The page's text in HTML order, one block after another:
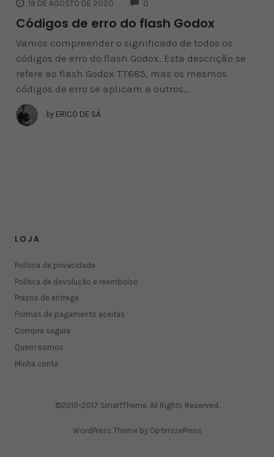
19 DE AGOSTO DE 2020 0
Códigos de erro do flash Godox
Vamos compreender o significado de todos os
códigos de erro do flash Godox. Esta descrição se
refere ao flash Godox TT685, mas os mesmos
códigos de erro se aplicam a outros...
by ERICO DE SÁ
LOJA
Política de privacidade
Política de devolução e reembolso
Prazos de entrega
Formas de pagamento aceitas
Compra segura
Quem somos
Minha conta
©2010-2017 SmartTheme. All Rights Reserved.
WordPress Theme by OptimizePress